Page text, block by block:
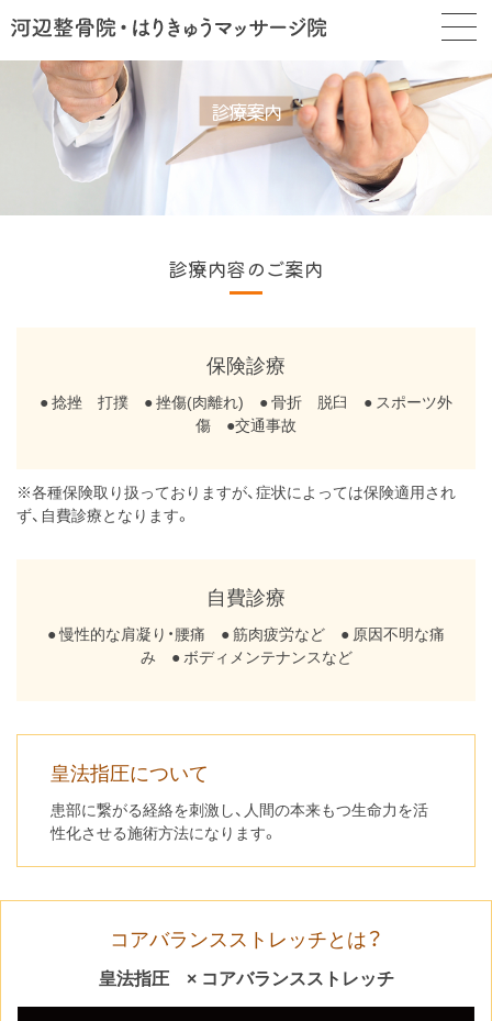
診療案内
診療内容のご案内
保険診療
● 捻挫 打撲 ● 挫傷(肉離れ) ● 骨折 脱臼 ● スポーツ外
傷 ●交通事故
※各種保険取り扱っておりますが、症状によっては保険適用され
ず、自費診療となります。
自費診療
● 慢性的な肩凝り・腰痛 ● 筋肉疲労など ● 原因不明な痛
み ● ボディメンテナンスなど
皇法指圧について
患部に繋がる経絡を刺激し、人間の本来もつ生命力を活
性化させる施術方法になります。
コアバランスストレッチとは？
皇法指圧 × コアバランスストレッチ